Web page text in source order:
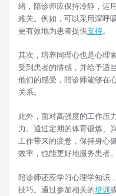
绪，陪诊师应保持冷静，运
难关。例如，可以采用深呼
更有效地为患者提供支持。
其次，培养同理心也是心理
受到患者的情感，并给予适
他们的感受，陪诊师能够在
关系。
此外，面对高强度的工作压
力。通过定期的体育锻炼、
工作带来的疲惫，保持身心
效率，也能更好地服务患者。
陪诊师还应学习心理学知识
技巧。通过参加相关的培训